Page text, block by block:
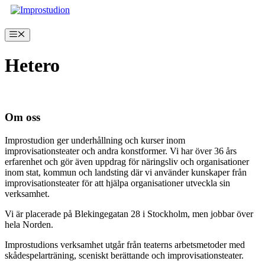
Hoppa
innehållMeny
Hetero
Om oss
Improstudion ger underhållning och kurser inom
improvisationsteater och andra konstformer. Vi har över 36 års
erfarenhet och gör även uppdrag för näringsliv och organisationer
inom stat, kommun och landsting där vi använder kunskaper från
improvisationsteater för att hjälpa organisationer utveckla sin
verksamhet.
Vi är placerade på Blekingegatan 28 i Stockholm, men jobbar över
hela Norden.
Improstudions verksamhet utgår från teaterns arbetsmetoder med
skådespelarträning, sceniskt berättande och improvisationsteater.